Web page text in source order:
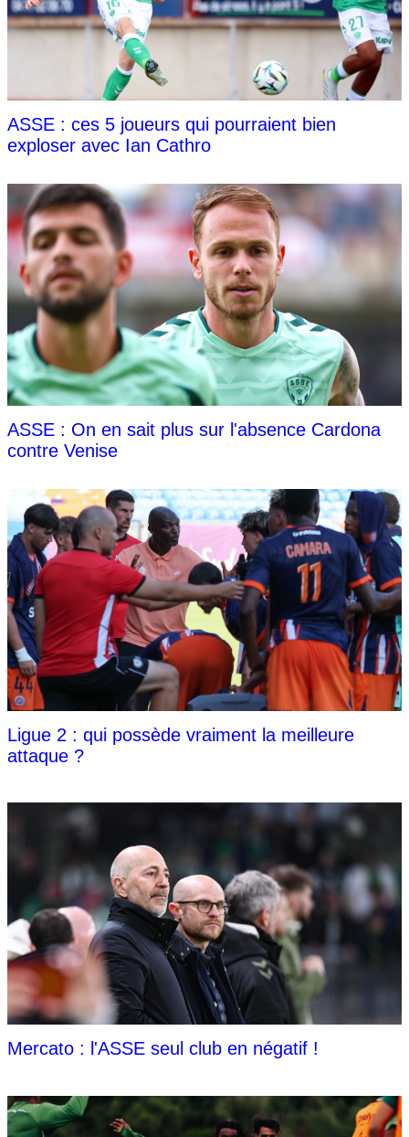
ASSE : ces 5 joueurs qui pourraient bien
exploser avec Ian Cathro
ASSE : On en sait plus sur l'absence Cardona
contre Venise
Ligue 2 : qui possède vraiment la meilleure
attaque ?
Mercato : l'ASSE seul club en négatif !